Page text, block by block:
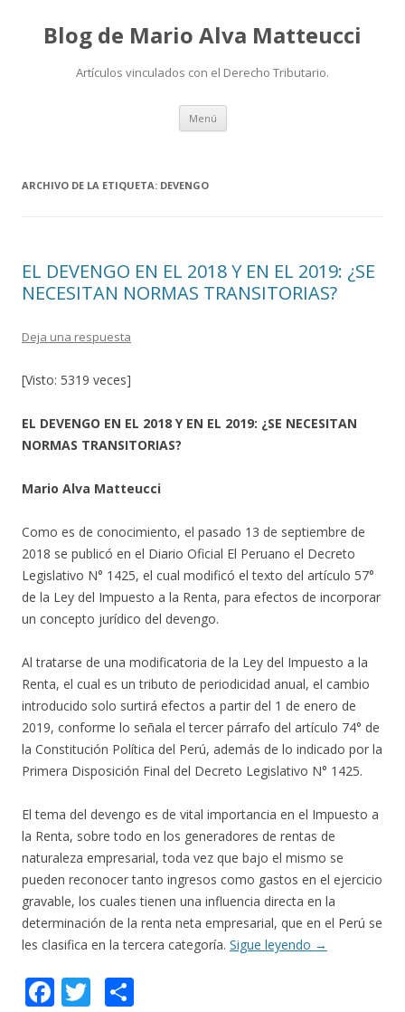
Blog de Mario Alva Matteucci
Artículos vinculados con el Derecho Tributario.
Menú Ir
contenido
ARCHIVO DE LA ETIQUETA: DEVENGO
EL DEVENGO EN EL 2018 Y EN EL 2019: ¿SE
NECESITAN NORMAS TRANSITORIAS?
Deja una respuesta
[Visto: 5319 veces]
EL DEVENGO EN EL 2018 Y EN EL 2019: ¿SE NECESITAN
NORMAS TRANSITORIAS?
Mario Alva Matteucci
Como es de conocimiento, el pasado 13 de septiembre de
2018 se publicó en el Diario Oficial El Peruano el Decreto
Legislativo N° 1425, el cual modificó el texto del artículo 57°
de la Ley del Impuesto a la Renta, para efectos de incorporar
un concepto jurídico del devengo.
Al tratarse de una modificatoria de la Ley del Impuesto a la
Renta, el cual es un tributo de periodicidad anual, el cambio
introducido solo surtirá efectos a partir del 1 de enero de
2019, conforme lo señala el tercer párrafo del artículo 74° de
la Constitución Política del Perú, además de lo indicado por la
Primera Disposición Final del Decreto Legislativo N° 1425.
El tema del devengo es de vital importancia en el Impuesto a
la Renta, sobre todo en los generadores de rentas de
naturaleza empresarial, toda vez que bajo el mismo se
pueden reconocer tanto ingresos como gastos en el ejercicio
gravable, los cuales tienen una influencia directa en la
determinación de la renta neta empresarial, que en el Perú se
les clasifica en la tercera categoría. Sigue leyendo →
F T